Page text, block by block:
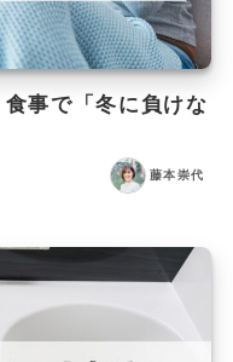
事で「冬に負けな
藤本崇代